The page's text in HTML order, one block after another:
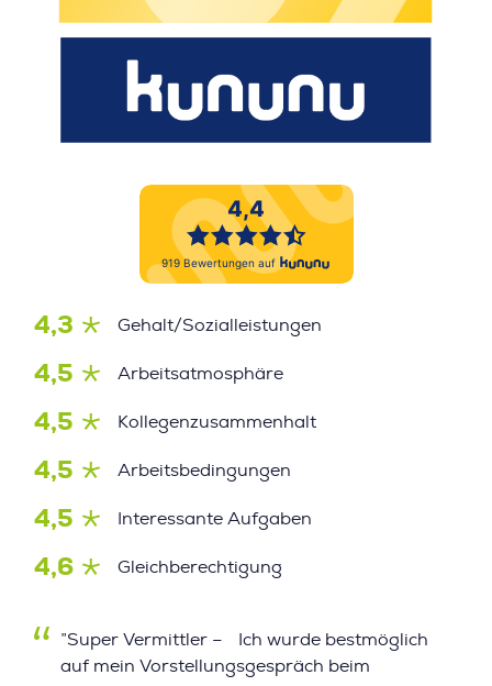
4,3 Gehalt/Sozialleistungen
4,5 Arbeitsatmosphäre
4,5 Kollegenzusammenhalt
4,5 Arbeitsbedingungen
4,5 Interessante Aufgaben
4,6 Gleichberechtigung
”Super Vermittler – Ich wurde bestmöglich
auf mein Vorstellungsgespräch beim